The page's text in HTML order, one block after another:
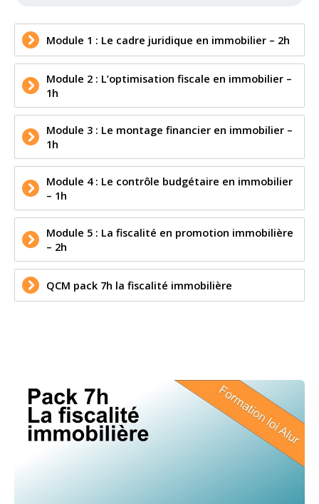
Module 1 : Le cadre juridique en immobilier – 2h
Module 2 : L’optimisation fiscale en immobilier –
1h
Module 3 : Le montage financier en immobilier –
1h
Module 4 : Le contrôle budgétaire en immobilier
– 1h
Module 5 : La fiscalité en promotion immobilière
– 2h
QCM pack 7h la fiscalité immobilière